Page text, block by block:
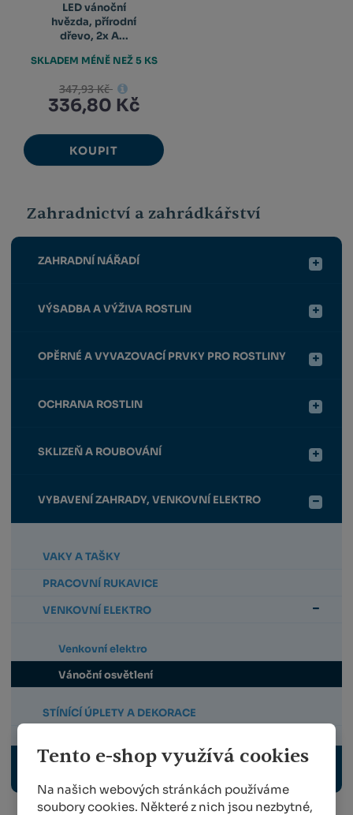
Tento e-shop využívá cookies
Na našich webových stránkách používáme
soubory cookies. Některé z nich jsou nezbytné,
LED vánoční
hvězda, přírodní
dřevo, 2x A...
347,93 Kč
336,80 Kč
KOUPIT
SKLADEM MÉNĚ NEŽ 5 KS
Zahradnictví a zahrádkářství
ZAHRADNÍ NÁŘADÍ
VÝSADBA A VÝŽIVA ROSTLIN
OPĚRNÉ A VYVAZOVACÍ PRVKY PRO ROSTLINY
OCHRANA ROSTLIN
SKLIZEŇ A ROUBOVÁNÍ
VYBAVENÍ ZAHRADY, VENKOVNÍ ELEKTRO
VAKY A TAŠKY
PRACOVNÍ RUKAVICE
VENKOVNÍ ELEKTRO
Venkovní elektro
Vánoční osvětlení
STÍNÍCÍ ÚPLETY A DEKORACE
ODBORNÉ PUBLIKACE